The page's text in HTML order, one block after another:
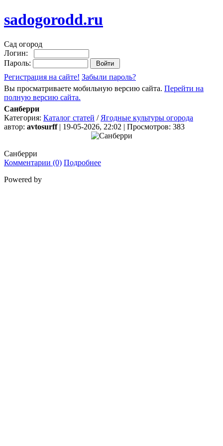
sadogorodd.ru
Сад огород
Логин:
Пароль:
Регистрация на сайте! Забыли пароль?
Вы просматриваете мобильную версию сайта. Перейти на
полную версию сайта.
Санберри
Категория: Каталог статей / Ягодные культуры огорода
автор: avtosurff| 19-05-2026, 22:02 | Просмотров: 383
Санберри
Комментарии (0) Подробнее
Powered by